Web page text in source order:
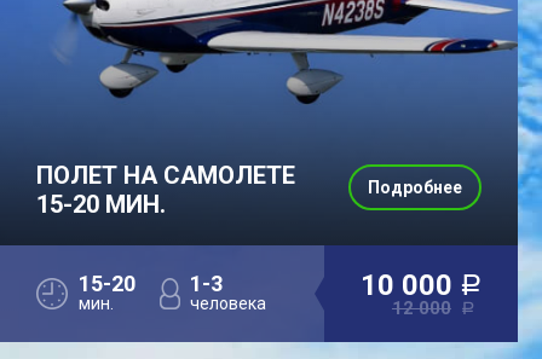
ПОЛЕТ НА САМОЛЕТЕ
15-20 МИН.
15-20
мин.
1-3
человека
10 000 a
12 000 a
Подробнее